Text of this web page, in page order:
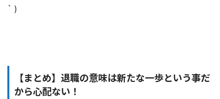
` )
【まとめ】退職の意味は新たな一歩という事だ
から心配ない！